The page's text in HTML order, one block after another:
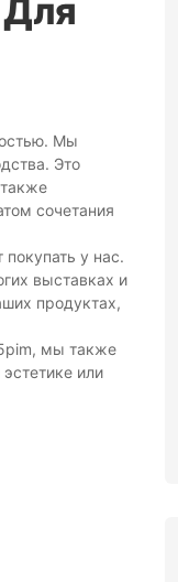
Мы
Это
сочетания
у нас.
выставках и
продуктах,
мы также
или